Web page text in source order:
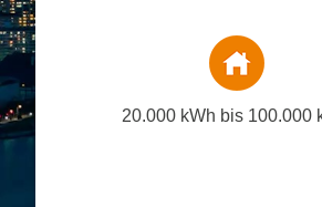
20.000 kWh bis 100.000